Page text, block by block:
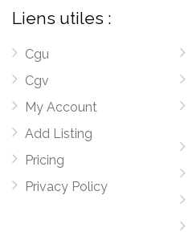
Liens utiles :
Cgu
Cgv
My Account
Add Listing
Pricing
Privacy Policy